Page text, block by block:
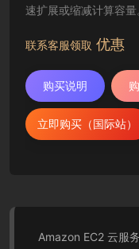
速扩展或缩减计算容
开发人员提供了创建故
联系客服领取 优惠
购买说明
立即购买（国际站）
Amazon EC2 云服